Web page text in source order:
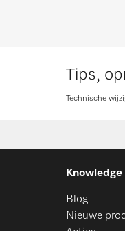
Tips,
Technische
Knowledge
Blog
Nieuwe